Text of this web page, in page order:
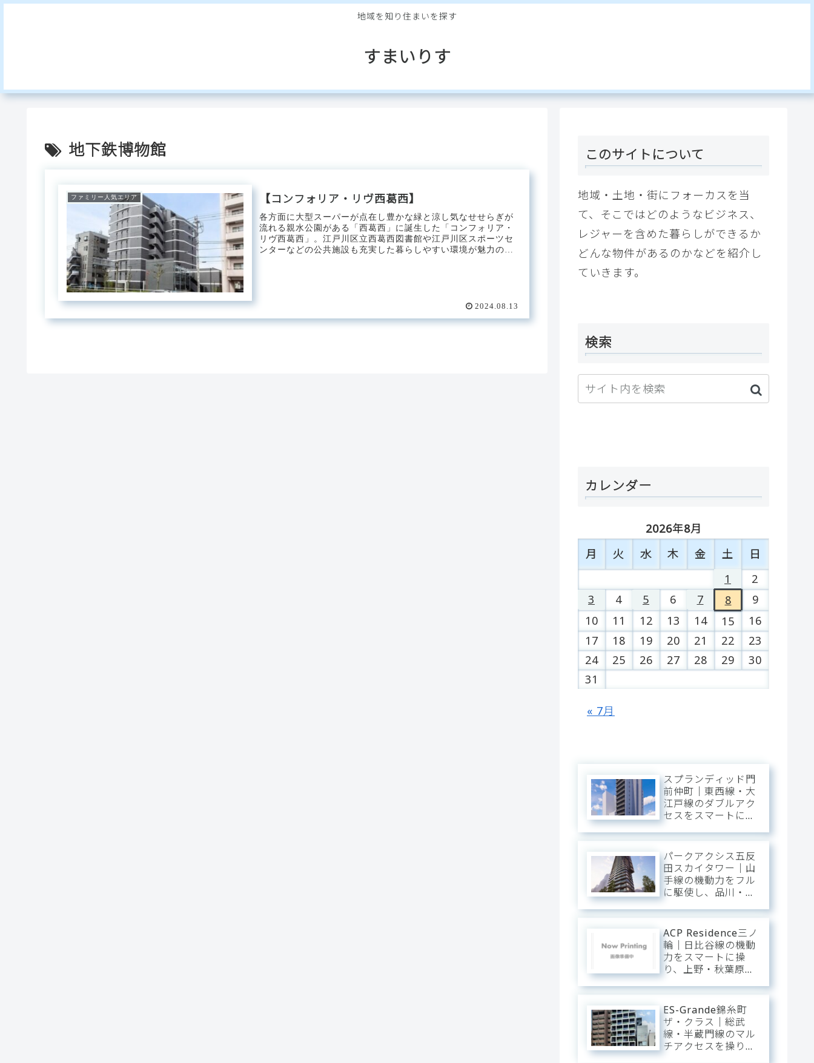
地域を知り住まいを探す
すまいりす
地下鉄博物館
ファミリー人気エリア 【コンフォリア・リヴ西葛西】
各方面に大型スーパーが点在し豊かな緑と涼し気なせせらぎが
流れる親水公園がある「西葛西」に誕生した「コンフォリア・
リヴ西葛西」。江戸川区立西葛西図書館や江戸川区スポーツセ
ンターなどの公共施設も充実した暮らしやすい環境が魅力のロ
2024.08.13
このサイトについて
地域・土地・街にフォーカスを当
て、そこではどのようなビジネス、
レジャーを含めた暮らしができるか
どんな物件があるのかなどを紹介し
ていきます。
検索
カレンダー
2026年8月
月
火 水 木 金 土
日
1
2
3
4 5 6 7 8
9
10
11 12 13 14 15
16
17
18 19 20 21 22
23
24
25 26 27 28 29
30
31
« 7月
スプランディッド門
前仲町｜東西線・大
江戸線のダブルアク
セスをスマートに操
橋・六本木へ一直
線。下町の粋と隅田
川の静穏に還る、洗
練のアーバン・ベー
ス。
パークアクシス五反
田スカイタワー｜山
手線の機動力をフル
に駆使し、品川・渋
黒川のほとりに輝
く、タワーの解放感
と静穏を纏うプレミ
アム・ベース。
ACP Residence三ノ
輪｜日比谷線の機動
力をスマートに操
り、上野・秋葉原・
三ノ輪の「味わい深
い情緒」を普段使い
にし、静穏な私域に
寛ぐアーバン・ベー
ス。
ES-Grande錦糸町
ザ・クラス｜総武
線・半蔵門線のマル
チアクセスを操り、